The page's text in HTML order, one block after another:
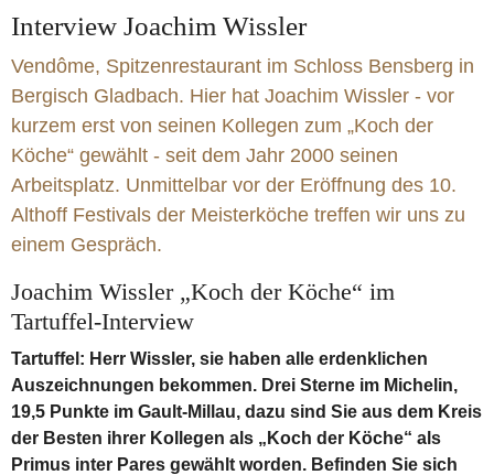
Jürgens Christian
Erfort Klaus
Ästhetik
Botschaft Ruhe Buchweizen
Interview Joachim Wissler
Vendôme, Spitzenrestaurant im Schloss Bensberg in
Bergisch Gladbach. Hier hat Joachim Wissler - vor
kurzem erst von seinen Kollegen zum „Koch der
Köche“ gewählt - seit dem Jahr 2000 seinen
Arbeitsplatz. Unmittelbar vor der Eröffnung des 10.
Althoff Festivals der Meisterköche treffen wir uns zu
einem Gespräch.
Joachim Wissler „Koch der Köche“ im
Tartuffel-Interview
Tartuffel: Herr Wissler, sie haben alle erdenklichen
Auszeichnungen bekommen. Drei Sterne im Michelin,
19,5 Punkte im Gault-Millau, dazu sind Sie aus dem Kreis
der Besten ihrer Kollegen als „Koch der Köche“ als
Primus inter Pares gewählt worden. Befinden Sie sich